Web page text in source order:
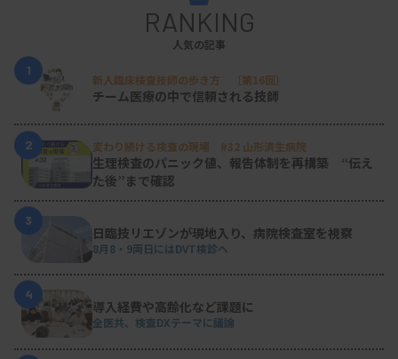
RANKING
人気の記事
1
新人臨床検査技師の歩き方 ［第16回］
チーム医療の中で信頼される技師
2 変わり続ける検査の現場 #32 山形済生病院
生理検査のパニック値、報告体制を再構築 “伝え
た後”まで確認
3
日臨技リエゾンが現地入り、病院検査室を視察
8月8・9両日にはDVT検診へ
4
導入経費や高齢化など課題に
全医共、検査DXテーマに議論